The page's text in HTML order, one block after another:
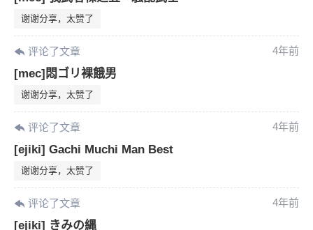
谢谢分享，太赞了
评论了文章 4年前
[mec]悶ゴリ裸餓男
谢谢分享，太赞了
评论了文章 4年前
[ejiki] Gachi Muchi Man Best
谢谢分享，太赞了
评论了文章 4年前
[ejiki] きみの縄
6位以上